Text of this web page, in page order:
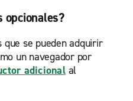
opcionales?
que se pueden adquirir
un navegador por
adicionalal